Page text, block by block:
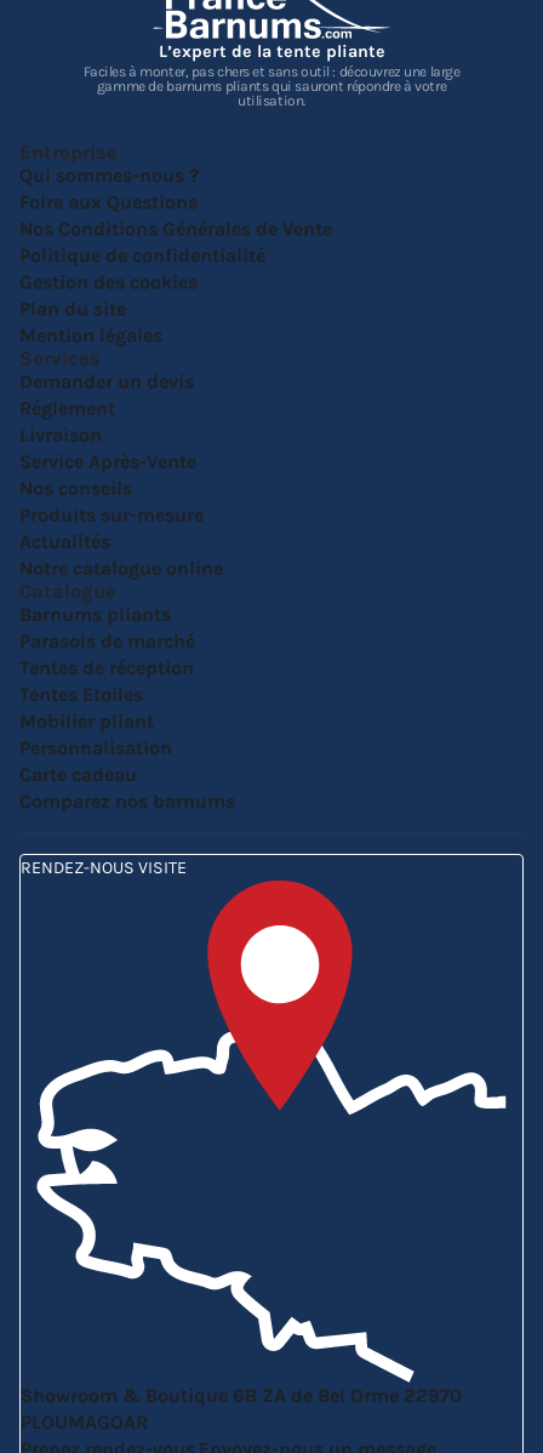
L’expert de la tente pliante
Faciles à monter, pas chers et sans outil : découvrez une large
gamme de barnums pliants qui sauront répondre à votre
utilisation.
Entreprise
Qui sommes-nous ?
Foire aux Questions
Nos Conditions Générales de Vente
Politique de confidentialité
Gestion des cookies
Plan du site
Mention légales
Services
Demander un devis
Réglement
Livraison
Service Après-Vente
Nos conseils
Produits sur-mesure
Actualités
Notre catalogue online
Catalogue
Barnums pliants
Parasols de marché
Tentes de réception
Tentes Etoiles
Mobilier pliant
Personnalisation
Carte cadeau
Comparez nos barnums
RENDEZ-NOUS VISITE
Showroom & Boutique 6B ZA de Bel Orme 22970
PLOUMAGOAR